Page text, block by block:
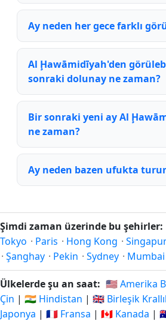
Ay neden her gece farklı
Al Ḩawāmidīyah'den
sonraki dolunay ne zaman?
Bir sonraki yeni ay Al
ne zaman?
Ay neden bazen ufukta
Şimdi zaman üzerinde bu şehirler:
Tokyo · Paris · Hong Kong ·
· Şanghay · Pekin · Sydney · Mumbai
Ülkelerde şu an saat: 🇺🇸 Amerika
Çin | 🇮🇳 Hindistan | 🇬🇧 Birleşik
Japonya | 🇫🇷 Fransa | 🇨🇦 Kanada |